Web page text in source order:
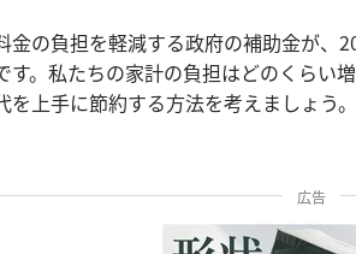
金の負担を軽減する政府の補助金が、
す。私たちの家計の負担はどのくらい
を上手に節約する方法を考えましょう。
広告